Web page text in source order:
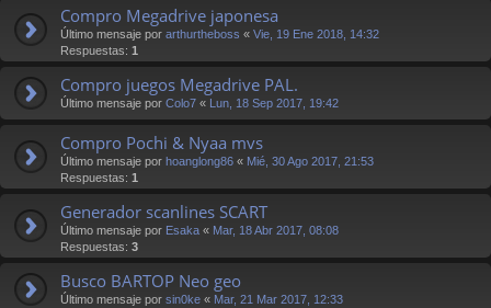
Compro Megadrive japonesa
Último mensaje por arthurtheboss « Vie, 19 Ene 2018, 14:32
Respuestas: 1
Compro juegos Megadrive PAL.
Último mensaje por Colo7 « Lun, 18 Sep 2017, 19:42
Compro Pochi & Nyaa mvs
Último mensaje por hoanglong86 « Mié, 30 Ago 2017, 21:53
Respuestas: 1
Generador scanlines SCART
Último mensaje por Esaka « Mar, 18 Abr 2017, 08:08
Respuestas: 3
Busco BARTOP Neo geo
Último mensaje por sin0ke « Mar, 21 Mar 2017, 12:33